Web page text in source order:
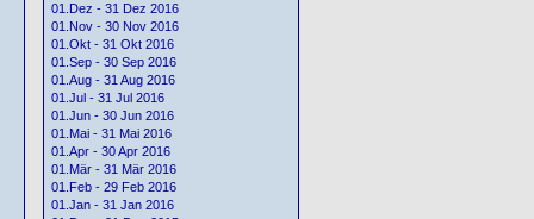
01.Dez - 31 Dez 2016
01.Nov - 30 Nov 2016
01.Okt - 31 Okt 2016
01.Sep - 30 Sep 2016
01.Aug - 31 Aug 2016
01.Jul - 31 Jul 2016
01.Jun - 30 Jun 2016
01.Mai - 31 Mai 2016
01.Apr - 30 Apr 2016
01.Mär - 31 Mär 2016
01.Feb - 29 Feb 2016
01.Jan - 31 Jan 2016